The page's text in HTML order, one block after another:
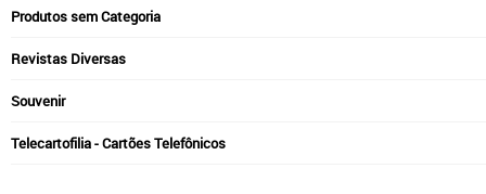
Produtos sem Categoria
Revistas Diversas
Souvenir
Telecartofilia - Cartões Telefônicos